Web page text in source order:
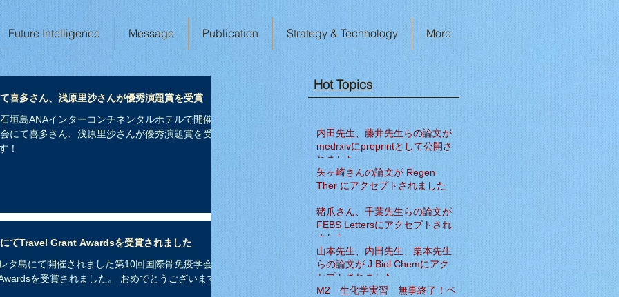
Future Intelligence Message Publication Strategy & Technology More
喜多さん、浅原里沙さんが優秀演題賞を受賞
垣島ANAインターコンチネンタルホテルで開催さ
にて喜多さん、浅原里沙さんが優秀演題賞を受賞
！
てTravel Grant Awardsを受賞されました
島にて開催されました第10回国際骨免疫学会に
を受賞されました。 おめでとうございます！
Hot Topics​
内田先生、藤井先生らの論文が
medrxivにpreprintとして公開さ
れました
矢ヶ崎さんの論文が Regen
Ther にアクセプトされました
猪爪さん、千葉先生らの論文が
FEBS Lettersにアクセプトされ
ました
山本先生、内田先生、栗本先生
らの論文が J Biol Chemにアク
セプトされました
M2 生化学実習 無事終了！ベ